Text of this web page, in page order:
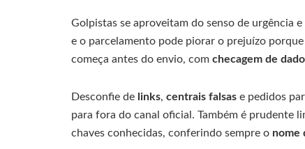
Golpistas se aproveitam do senso de urgência
e o parcelamento pode piorar o prejuízo
começa antes do envio, com checagem de
Desconfie de links, centrais falsas e pedidos
para fora do canal oficial. Também é prudente
chaves conhecidas, conferindo sempre o nome